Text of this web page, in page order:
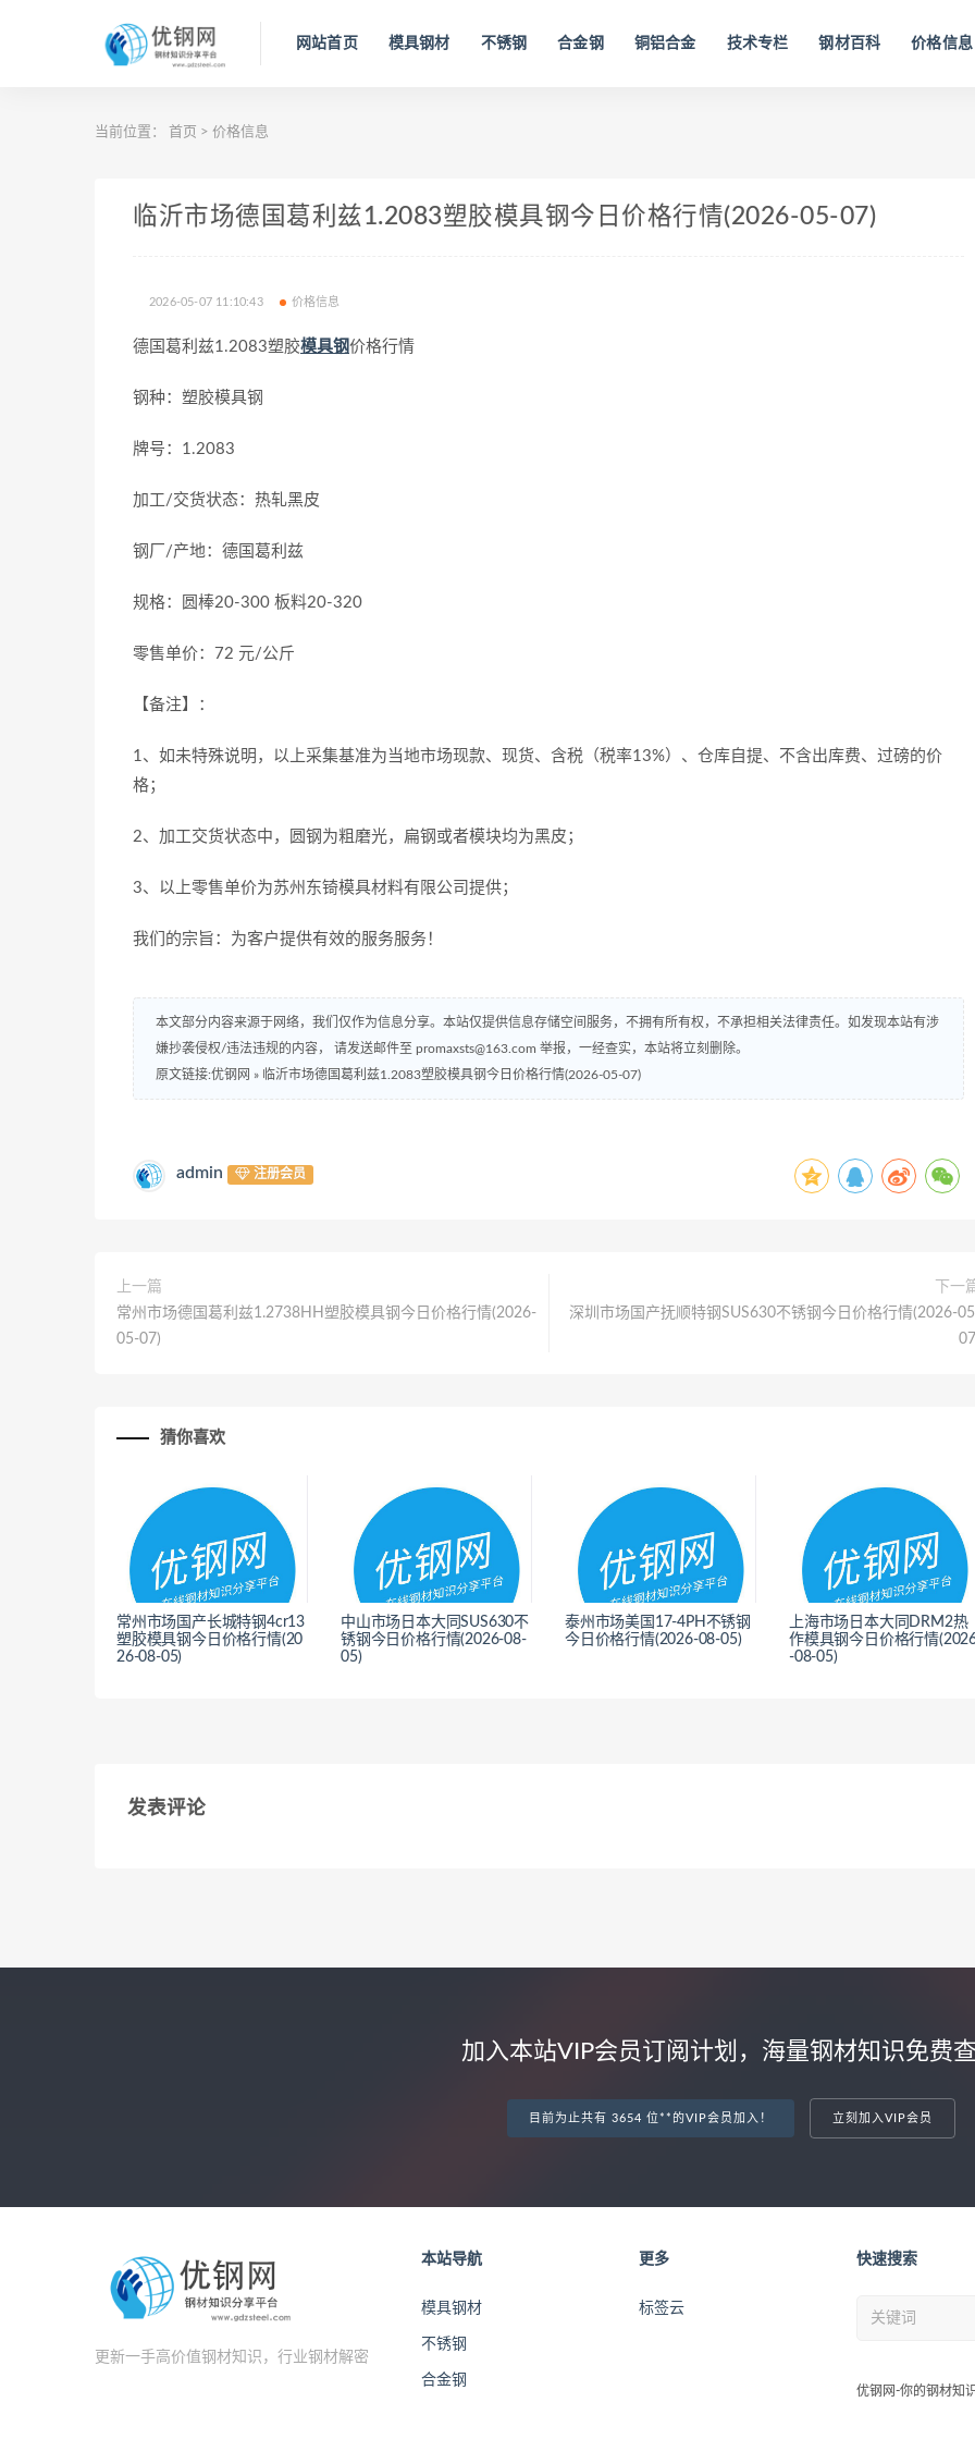
网站首页 模具钢材 不锈钢 合金钢 铜铝合金 技术专栏 钢材百科 价格信息
当前位置： 首页 > 价格信息
临沂市场德国葛利兹1.2083塑胶模具钢今日价格行情(2026-05-07)
2026-05-07 11:10:43 价格信息
德国葛利兹1.2083塑胶模具钢价格行情
钢种：塑胶模具钢
牌号：1.2083
加工/交货状态：热轧黑皮
钢厂/产地：德国葛利兹
规格：圆棒20-300 板料20-320
零售单价：72 元/公斤
【备注】：
1、如未特殊说明，以上采集基准为当地市场现款、现货、含税（税率13%）、仓库自提、不含出库费、过磅的价
格；
2、加工交货状态中，圆钢为粗磨光，扁钢或者模块均为黑皮；
3、以上零售单价为苏州东锜模具材料有限公司提供；
我们的宗旨：为客户提供有效的服务服务！
本文部分内容来源于网络，我们仅作为信息分享。本站仅提供信息存储空间服务，不拥有所有权，不承担相关法律责任。如发现本站有涉
嫌抄袭侵权/违法违规的内容， 请发送邮件至 promaxsts@163.com 举报，一经查实，本站将立刻删除。
原文链接:优钢网 » 临沂市场德国葛利兹1.2083塑胶模具钢今日价格行情(2026-05-07)
admin 注册会员
上一篇
常州市场德国葛利兹1.2738HH塑胶模具钢今日价格行情(2026-
05-07)
下一
深圳市场国产抚顺特钢SUS630不锈钢今日价格行情(2026-
猜你喜欢
常州市场国产长城特钢4cr13
塑胶模具钢今日价格行情(20
26-08-05)
中山市场日本大同SUS630不
锈钢今日价格行情(2026-08-
05)
泰州市场美国17-4PH不锈钢
今日价格行情(2026-08-05)
上海市场日本大同DRM2热
作模具钢今日价格行情
-08-05)
发表评论
加入本站VIP会员订阅计划，海量钢材知识免费
目前为止共有 3654 位**的VIP会员加入！ 立刻加入VIP会员
更新一手高价值钢材知识，行业钢材解密
本站导航
模具钢材
不锈钢
合金钢
更多
标签云
快速搜索
优钢网-你的钢材知